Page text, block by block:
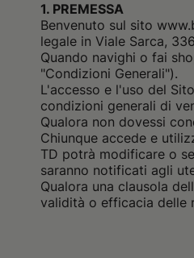
1. PREMESSA
Benvenuto sul sito
legale in Viale Sarca,
Quando navighi o fai
"Condizioni Generali").
L'accesso e l'uso del
condizioni generali di
Qualora non dovessi
Chiunque accede e
TD potrà modificare o
saranno notificati agli
Qualora una clausola
validità o efficacia delle